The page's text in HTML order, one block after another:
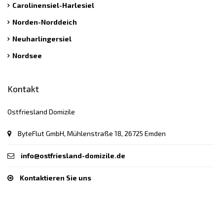
Carolinensiel-Harlesiel
Norden-Norddeich
Neuharlingersiel
Nordsee
Kontakt
Ostfriesland Domizile
ByteFlut GmbH, Mühlenstraße 18, 26725 Emden
info@ostfriesland-domizile.de
Kontaktieren Sie uns